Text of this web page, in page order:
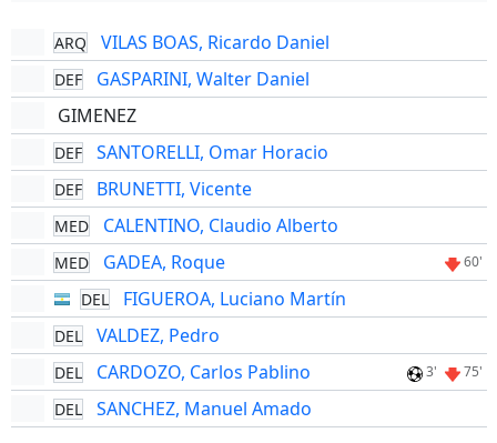
ARQ VILAS BOAS, Ricardo Daniel
DEF
GASPARINI, Walter Daniel
GIMENEZ
DEF SANTORELLI, Omar Horacio
DEF BRUNETTI, Vicente
MED CALENTINO, Claudio Alberto
MED GADEA, Roque 60'
DEL FIGUEROA, Luciano Martín
DEL VALDEZ, Pedro
DEL CARDOZO, Carlos Pablino 3' 75'
DEL SANCHEZ, Manuel Amado